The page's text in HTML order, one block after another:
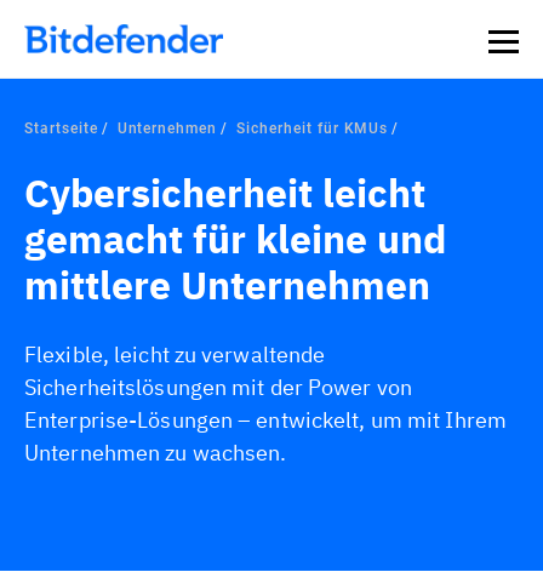
Datensouveränität in der Cybersicherheit: Live-Webinar,
30. Juli. Jetzt registrieren >>
Startseite Unternehmen Sicherheit für KMUs
Cybersicherheit leicht
gemacht für kleine und
mittlere Unternehmen
Flexible, leicht zu verwaltende
Sicherheitslösungen mit der Power von
Enterprise-Lösungen – entwickelt, um mit Ihrem
Unternehmen zu wachsen.